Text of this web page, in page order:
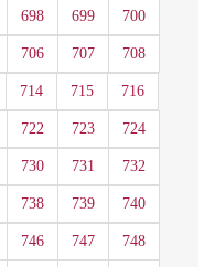
698 699 700
706 707 708
714 715 716
722 723 724
730 731 732
738 739 740
746 747 748